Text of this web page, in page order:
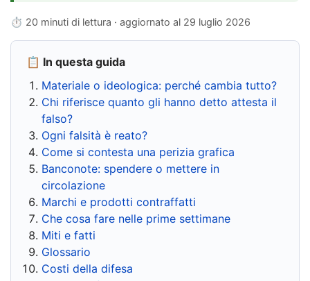
⏱ 20 minuti di lettura · aggiornato al 29 luglio 2026
📋 In questa guida
Materiale o ideologica: perché cambia tutto?
Chi riferisce quanto gli hanno detto attesta il
falso?
Ogni falsità è reato?
Come si contesta una perizia grafica
Banconote: spendere o mettere in
circolazione
Marchi e prodotti contraffatti
Che cosa fare nelle prime settimane
Miti e fatti
Glossario
Costi della difesa